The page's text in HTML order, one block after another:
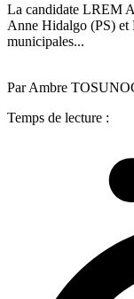
La candidate LREM
Anne Hidalgo (PS) et
municipales...
Par Ambre
Temps de lecture :